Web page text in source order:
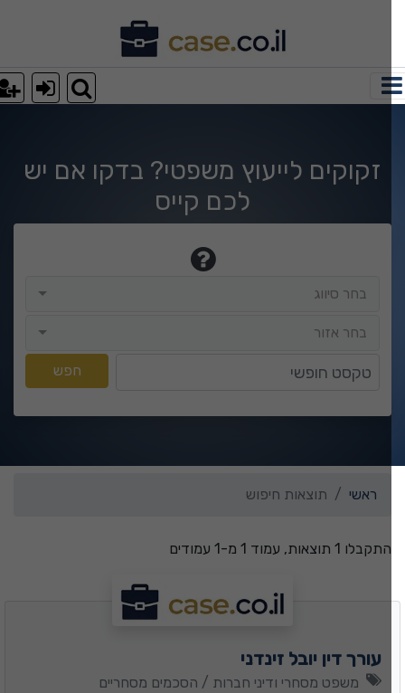
חיפוש
זקוקים לייעוץ משפטי? בדקו אם יש
לכם קייס
בחר סיווג
בחר אזור
חפש
ראשי תוצאות חיפוש
התקבלו 1 תוצאות, עמוד 1 מ-1 עמודים
עורך דין יובל זינדני
משפט מסחרי ודיני חברות / הסכמים מסחריים